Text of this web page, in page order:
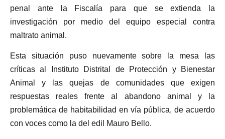
penal ante la Fiscalía para que se extienda la
investigación por medio del equipo especial contra
maltrato animal.
Esta situación puso nuevamente sobre la mesa las
críticas al Instituto Distrital de Protección y Bienestar
Animal y las quejas de comunidades que exigen
respuestas reales frente al abandono animal y la
problemática de habitabilidad en vía pública, de acuerdo
con voces como la del edil Mauro Bello.